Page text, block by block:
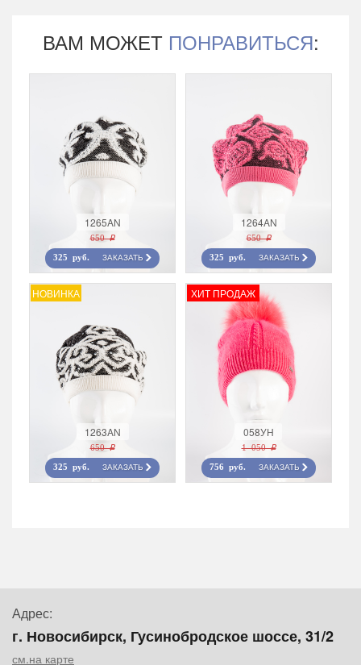
ВАМ МОЖЕТ ПОНРАВИТЬСЯ:
1265AN
650 r
325 руб. ЗАКАЗАТЬ
1264AN
650 r
325 руб. ЗАКАЗАТЬ
НОВИНКА
1263AN
650 r
325 руб. ЗАКАЗАТЬ
ХИТ ПРОДАЖ
058УН
1 050 r
756 руб. ЗАКАЗАТЬ
Адрес:
г. Новосибирск, Гусинобродское шоссе, 31/2
см.на карте